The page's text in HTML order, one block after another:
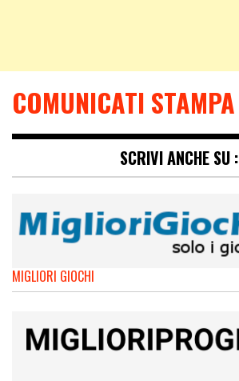
COMUNICATI STAMPA
SCRIVI ANCHE SU :
MIGLIORI GIOCHI